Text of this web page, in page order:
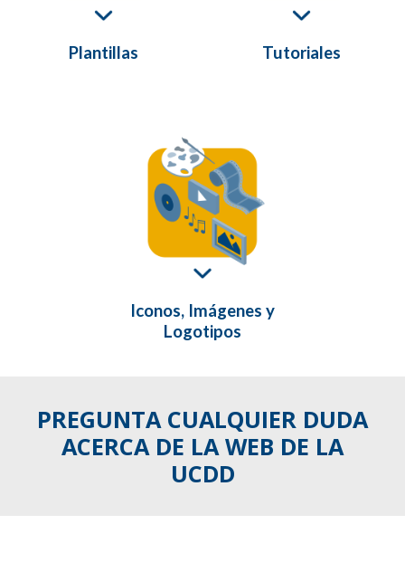
Plantillas Tutoriales
Iconos, Imágenes y
Logotipos
PREGUNTA CUALQUIER DUDA
ACERCA DE LA WEB DE LA
UCDD